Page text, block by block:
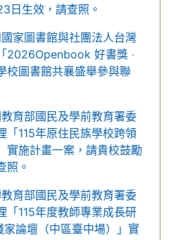
日生效，請查照。
家圖書館與社團法人台灣
2026Openbook 好書獎 ‧
校圖書館共襄盛舉參與聯
育部國民及學前教育署委
「115年原住民族學校跨領
實施計畫一案，請貴校鼓勵
照。
育部國民及學前教育署委
「115年度教師專業成長研
論壇（中區臺中場）」實